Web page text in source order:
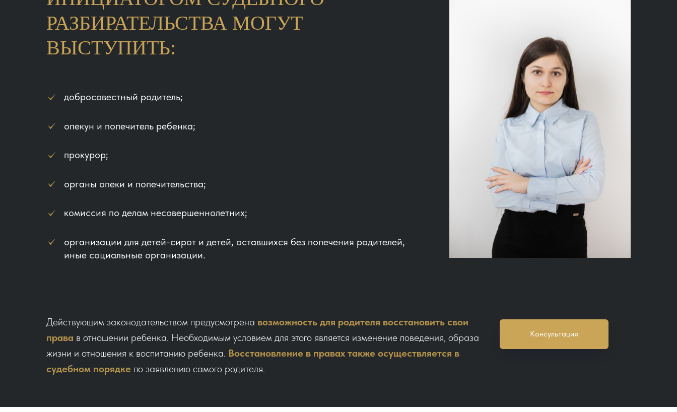
РАЗБИРАТЕЛЬСТВА МОГУТ
ВЫСТУПИТЬ:
добросовестный родитель;
опекун и попечитель ребенка;
прокурор;
органы опеки и попечительства;
комиссия по делам несовершеннолетних;
организации для детей-сирот и детей, оставшихся без попечения родителей,
иные социальные организации.
Действующим законодательством предусмотрена возможность для родителя восстановить свои
права в отношении ребенка. Необходимым условием для этого является изменение поведения, образа
жизни и отношения к воспитанию ребенка. Восстановление в правах также осуществляется в
судебном порядке по заявлению самого родителя.
Консультация